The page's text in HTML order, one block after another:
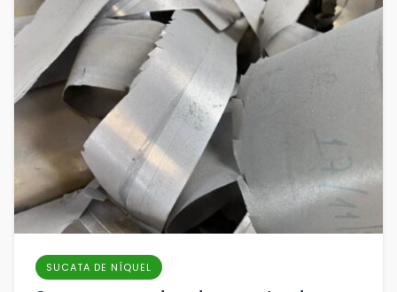
SUCATA DE NÍQUEL